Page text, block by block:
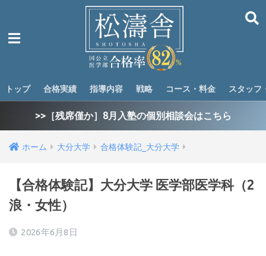
トップ 合格実績 指導内容 戦略 コース・料金 スタッフ
>>［残席僅か］8月入塾の個別相談会はこちら
ホーム 大分大学 合格体験記_大分大学
【合格体験記】大分大学 医学部医学科（2
浪・女性）
2026年6月8日